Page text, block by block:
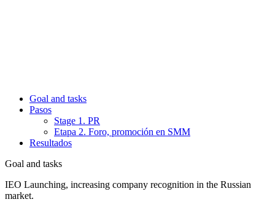
Goal and tasks
Pasos
Stage 1. PR
Etapa 2. Foro, promoción en SMM
Resultados
Goal and tasks
IEO Launching, increasing company recognition in the Russian
market.